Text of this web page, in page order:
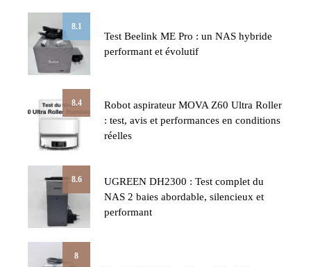
8.1
Test Beelink ME Pro : un NAS hybride
performant et évolutif
8.4
Robot aspirateur MOVA Z60 Ultra Roller
: test, avis et performances en conditions
réelles
8.6
UGREEN DH2300 : Test complet du
NAS 2 baies abordable, silencieux et
performant
8